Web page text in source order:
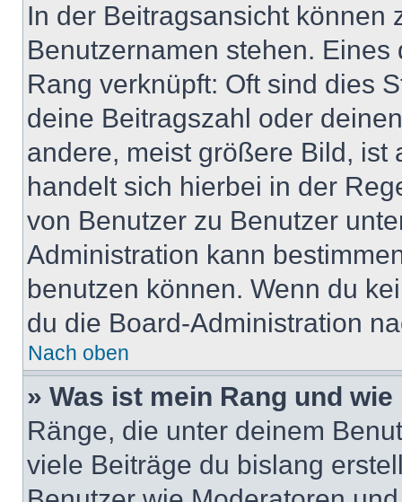
In der Beitragsansicht können
Benutzernamen stehen.
Rang verknüpft: Oft sind dies
deine Beitragszahl oder
andere, meist größere Bild, ist
handelt sich hierbei in der
von Benutzer zu Benutzer
Administration kann
benutzen können. Wenn du
du die Board-Administration
Nach oben
» Was ist mein Rang und
Ränge, die unter deinem
viele Beiträge du bislang